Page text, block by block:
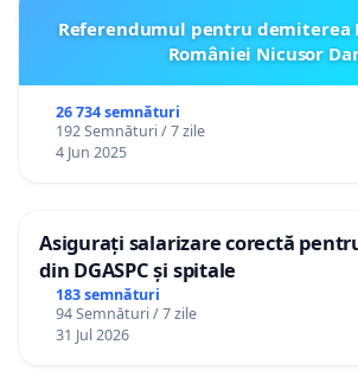
Referendumul pentru demiterea
României Nicusor
26 734 semnături
192 Semnături / 7 zile
4 Jun 2025
Asigurați salarizare corectă
din DGASPC și spitale
183 semnături
94 Semnături / 7 zile
31 Jul 2026